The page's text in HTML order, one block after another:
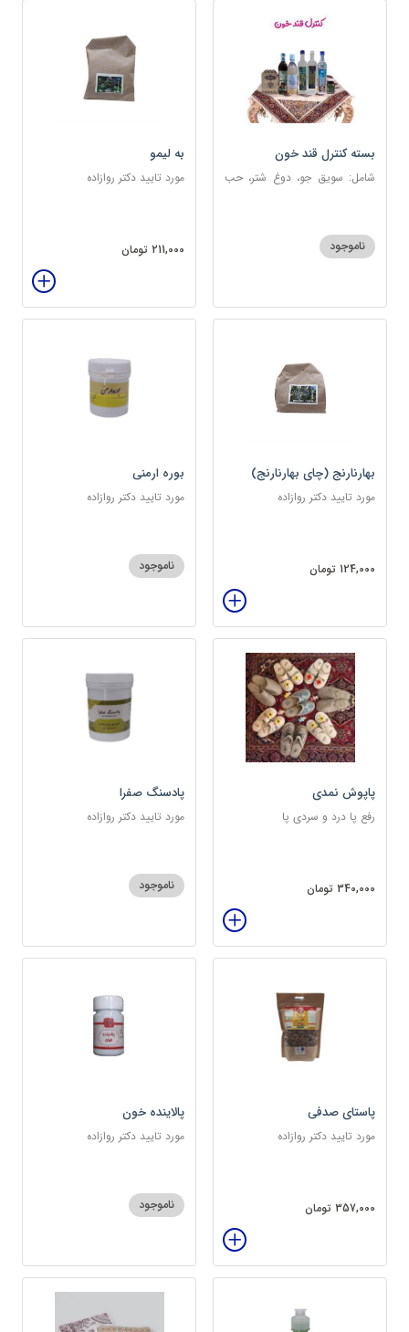
بسته کنترل قند خون
شامل: سویق جو، دوغ شتر، حب
عسلی-عنصلی
ناموجود
به لیمو
مورد تایید دکتر روازاده
211,000 تومان
بهارنارنج (چای بهارنارنج)
مورد تایید دکتر روازاده
124,000 تومان
بوره ارمنی
مورد تایید دکتر روازاده
ناموجود
پاپوش نمدی
رفع پا درد و سردی پا
340,000 تومان
پادسنگ صفرا
مورد تایید دکتر روازاده
ناموجود
پاستای صدفی
مورد تایید دکتر روازاده
357,000 تومان
پالاینده خون
مورد تایید دکتر روازاده
ناموجود